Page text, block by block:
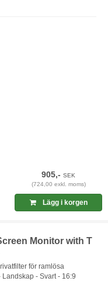
905,-SEK
(724,00 exkl. moms)
Lägg i korgen
Monitor with T
för ramlösa
- Svart - 16:9